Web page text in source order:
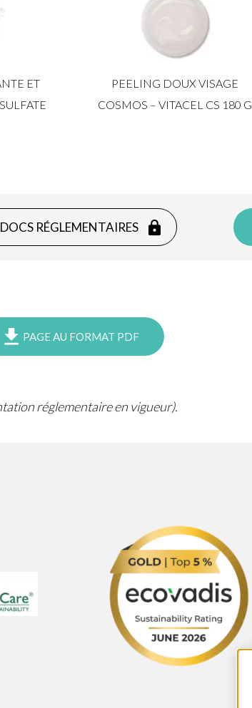
ET
PEELING DOUX VISAGE
COSMOS – VITACEL CS 180 G
DOCS RÉGLEMENTAIRES
PAGE AU FORMAT PDF
réglementaire en vigueur).